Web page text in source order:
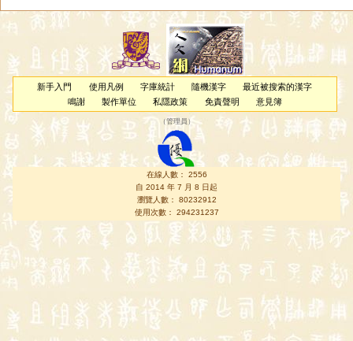
新手入門 使用凡例 字庫統計 隨機漢字
最近被搜索的漢字
鳴謝
製作單位 私隱政策 免責聲明 意見簿
（管理員 ）
在線人數： 2556
自 2014 年 7 月 8 日起
瀏覽人數： 80232912
使用次數： 294231237